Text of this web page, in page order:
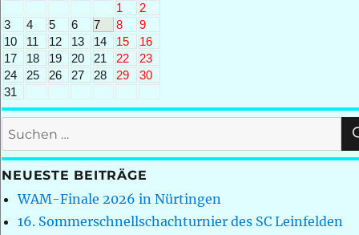
1
2
3
4 5 6 7 8
9
10
11 12 13 14 15
16
17
18 19 20 21 22
23
24
25 26 27 28 29
30
31
Suchen
nach:
NEUESTE BEITRÄGE
WAM-Finale 2026 in Nürtingen
16. Sommerschnellschachturnier des SC Leinfelden